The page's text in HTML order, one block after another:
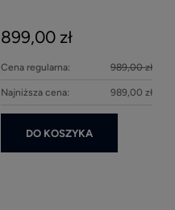
899,00 zł
Cena regularna: 989,00 zł
Najniższa cena: 989,00 zł
DO KOSZYKA